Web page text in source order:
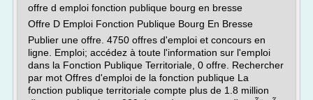
offre d emploi fonction publique bourg en bresse
Offre D Emploi Fonction Publique Bourg En Bresse
Publier une offre. 4750 offres d'emploi et concours en
ligne. Emploi; accédez à toute l'information sur l'emploi
dans la Fonction Publique Territoriale, 0 offre. Rechercher
par mot Offres d'emploi de la fonction publique La
fonction publique territoriale compte plus de 1.8 million